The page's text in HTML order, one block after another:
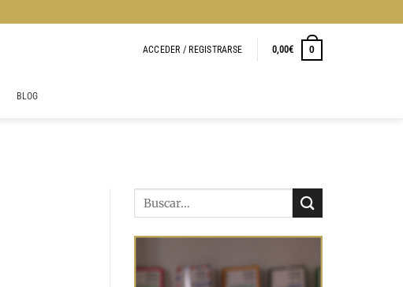
ACCEDER / REGISTRARSE 0,00€ 0
BLOG